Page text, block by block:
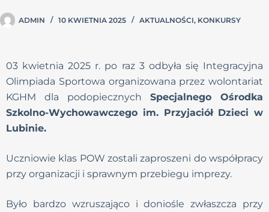
ADMIN 10 KWIETNIA 2025 AKTUALNOŚCI, KONKURSY
03 kwietnia 2025 r. po raz 3 odbyła się Integracyjna
Olimpiada Sportowa organizowana przez wolontariat
KGHM dla podopiecznych Specjalnego Ośrodka
Szkolno-Wychowawczego im. Przyjaciół Dzieci w
Lubinie.
Uczniowie klas POW zostali zaproszeni do współpracy
przy organizacji i sprawnym przebiegu imprezy.
Było bardzo wzruszająco i doniośle zwłaszcza przy